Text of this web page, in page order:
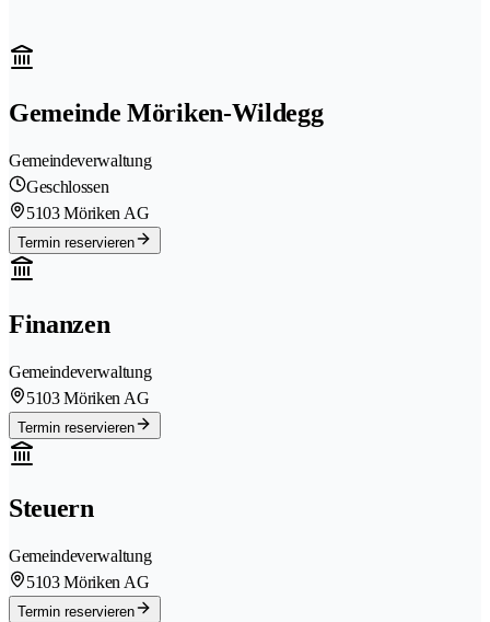
Gemeinde Möriken-Wildegg
Gemeindeverwaltung
Geschlossen
5103 Möriken AG
Termin reservieren
Finanzen
Gemeindeverwaltung
5103 Möriken AG
Termin reservieren
Steuern
Gemeindeverwaltung
5103 Möriken AG
Termin reservieren